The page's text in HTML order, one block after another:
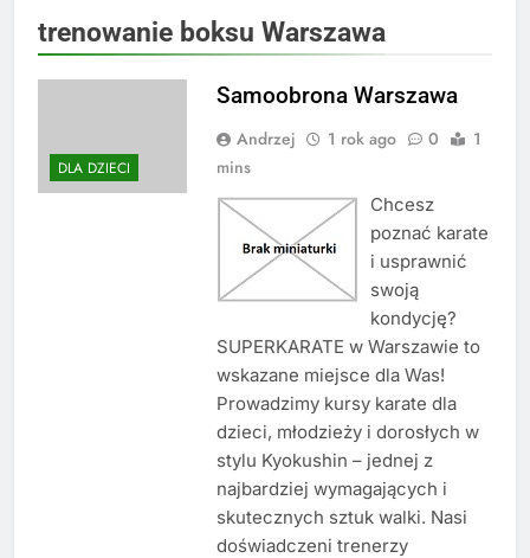
trenowanie boksu Warszawa
DLA DZIECI
Samoobrona Warszawa
Andrzej 1 rok ago 0
1
mins
Chcesz
poznać karate
i usprawnić
swoją
kondycję?
SUPERKARATE w Warszawie to
wskazane miejsce dla Was!
Prowadzimy kursy karate dla
dzieci, młodzieży i dorosłych w
stylu Kyokushin – jednej z
najbardziej wymagających i
skutecznych sztuk walki. Nasi
doświadczeni trenerzy